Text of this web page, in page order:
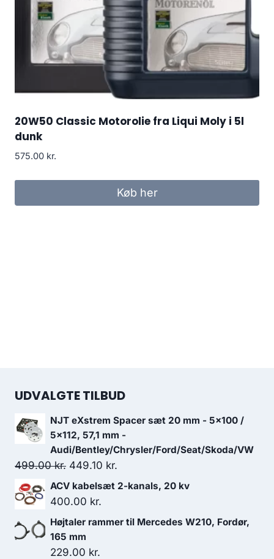
20W50 Classic Motorolie fra Liqui Moly i 5l
dunk
575.00 kr.
Køb her
UDVALGTE TILBUD
NJT eXstrem Spacer sæt 20 mm - 5x100 /
5x112, 57,1 mm -
Audi/Bentley/Chrysler/Ford/Seat/Skoda/VW
499.00kr. Den
oprindelige
pris
449.10 kr.
aktuelle
ACV kabelsæt 2-kanals, 20 kv
400.00 kr.
Højtaler rammer til Mercedes W210, Fordør,
165 mm
229.00 kr.